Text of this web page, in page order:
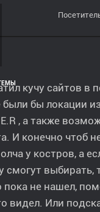
кучу сайтов в
бы локации
, а также
И конечно чтоб
у костров, а
смогут выбирать,
пока не нашел,
видел. Или